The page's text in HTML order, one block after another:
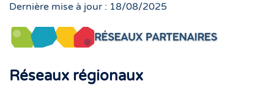
Dernière mise à jour : 18/08/2025
Réseaux régionaux